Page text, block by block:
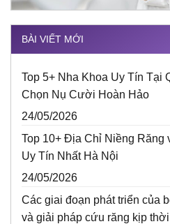
BÀI VIẾT MỚI
Top 5+ Nha Khoa Uy Tín Tại
Chọn Nụ Cười Hoàn Hảo
24/05/2026
Top 10+ Địa Chỉ Niềng Răng
Uy Tín Nhất Hà Nội
24/05/2026
Các giai đoạn phát triển của
và giải pháp cứu răng kịp thời